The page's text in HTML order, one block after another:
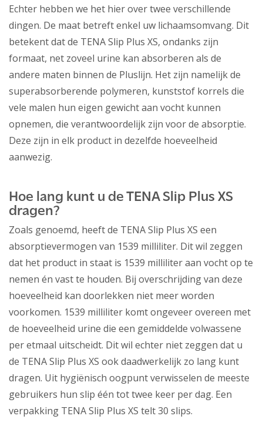
Echter hebben we het hier over twee verschillende
dingen. De maat betreft enkel uw lichaamsomvang. Dit
betekent dat de TENA Slip Plus XS, ondanks zijn
formaat, net zoveel urine kan absorberen als de
andere maten binnen de Pluslijn. Het zijn namelijk de
superabsorberende polymeren, kunststof korrels die
vele malen hun eigen gewicht aan vocht kunnen
opnemen, die verantwoordelijk zijn voor de absorptie.
Deze zijn in elk product in dezelfde hoeveelheid
aanwezig.
Hoe lang kunt u de TENA Slip Plus XS
dragen?
Zoals genoemd, heeft de TENA Slip Plus XS een
absorptievermogen van 1539 milliliter. Dit wil zeggen
dat het product in staat is 1539 milliliter aan vocht op te
nemen én vast te houden. Bij overschrijding van deze
hoeveelheid kan doorlekken niet meer worden
voorkomen. 1539 milliliter komt ongeveer overeen met
de hoeveelheid urine die een gemiddelde volwassene
per etmaal uitscheidt. Dit wil echter niet zeggen dat u
de TENA Slip Plus XS ook daadwerkelijk zo lang kunt
dragen. Uit hygiënisch oogpunt verwisselen de meeste
gebruikers hun slip één tot twee keer per dag. Een
verpakking TENA Slip Plus XS telt 30 slips.